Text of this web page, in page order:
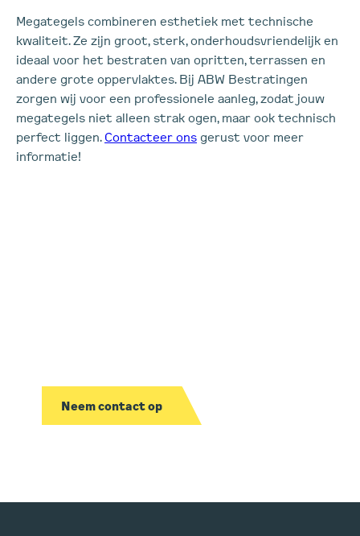
Megategels combineren esthetiek met technische
kwaliteit. Ze zijn groot, sterk, onderhoudsvriendelijk en
ideaal voor het bestraten van opritten, terrassen en
andere grote oppervlaktes. Bij ABW Bestratingen
zorgen wij voor een professionele aanleg, zodat jouw
megategels niet alleen strak ogen, maar ook technisch
perfect liggen. Contacteer ons gerust voor meer
informatie!
Neem contact op